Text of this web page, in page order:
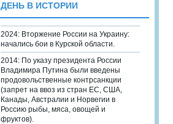
ДЕНЬ В ИСТОРИИ
2024: Вторжение России на Украину:
начались бои в Курской области.
2014: По указу президента России
Владимира Путина были введены
продовольственные контрсанкции
(запрет на ввоз из стран ЕС, США,
Канады, Австралии и Норвегии в
Россию рыбы, мяса, овощей и
фруктов).